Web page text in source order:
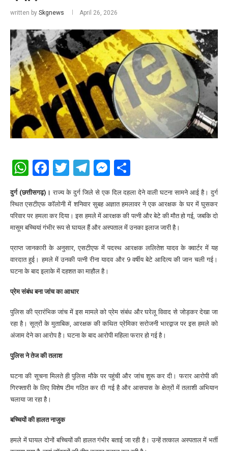
written by Skgnews April 26, 2026
WhatsApp
Facebook
Twitter
Telegram
Messenger
दुर्ग (छत्तीसगढ़)। राज्य के दुर्ग जिले से एक दिल दहला देने वाली घटना सामने आई है। दुर्ग
स्थित एसटीएफ कॉलोनी में शनिवार सुबह अज्ञात हमलावर ने एक आरक्षक के घर में घुसकर
परिवार पर हमला कर दिया। इस हमले में आरक्षक की पत्नी और बेटे की मौत हो गई, जबकि दो
मासूम बच्चियां गंभीर रूप से घायल हैं और अस्पताल में उनका इलाज जारी है।
प्राप्त जानकारी के अनुसार, एसटीएफ में पदस्थ आरक्षक ललितेश यादव के क्वार्टर में यह
वारदात हुई। हमले में उनकी पत्नी रीना यादव और 9 वर्षीय बेटे आदित्य की जान चली गई।
घटना के बाद इलाके में दहशत का माहौल है।
प्रेम संबंध बना जांच का आधार
पुलिस की प्रारंभिक जांच में इस मामले को प्रेम संबंध और घरेलू विवाद से जोड़कर देखा जा
रहा है। सूत्रों के मुताबिक, आरक्षक की कथित प्रेमिका सरोजनी भारद्वाज पर इस हमले को
अंजाम देने का आरोप है। घटना के बाद आरोपी महिला फरार हो गई है।
पुलिस ने तेज की तलाश
घटना की सूचना मिलते ही पुलिस मौके पर पहुंची और जांच शुरू कर दी। फरार आरोपी की
गिरफ्तारी के लिए विशेष टीम गठित कर दी गई है और आसपास के क्षेत्रों में तलाशी अभियान
चलाया जा रहा है।
बच्चियों की हालत नाजुक
हमले में घायल दोनों बच्चियों की हालत गंभीर बताई जा रही है। उन्हें तत्काल अस्पताल में भर्ती